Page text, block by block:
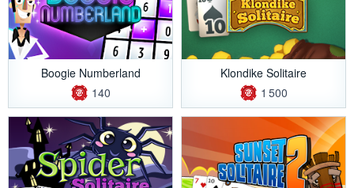
Boogie Numberland
140
Klondike Solitaire
1 500